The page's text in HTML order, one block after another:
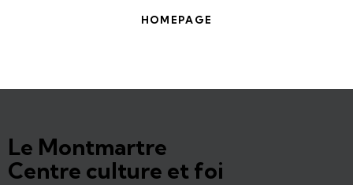
HOMEPAGE
Le Montmartre
Centre culture et foi